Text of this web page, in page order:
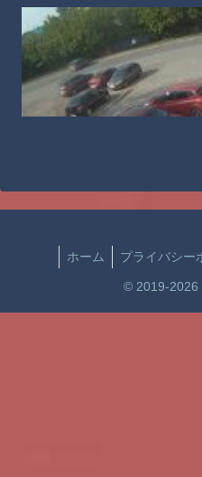
ホーム プライバシー
© 2019-2026